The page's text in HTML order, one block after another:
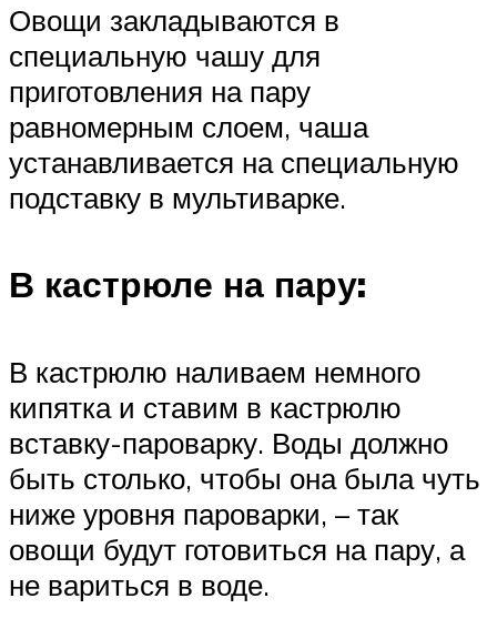
Овощи закладываются в
специальную чашу для
приготовления на пару
равномерным слоем, чаша
устанавливается на специальную
подставку в мультиварке.
В кастрюле на пару:
В кастрюлю наливаем немного
кипятка и ставим в кастрюлю
вставку-пароварку. Воды должно
быть столько, чтобы она была чуть
ниже уровня пароварки, – так
овощи будут готовиться на пару, а
не вариться в воде.